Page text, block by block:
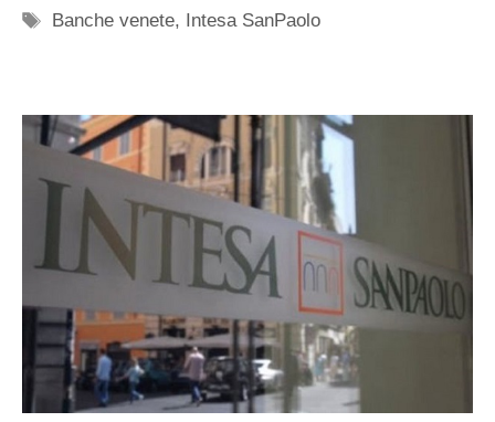
Tag
Banche venete, Intesa SanPaolo